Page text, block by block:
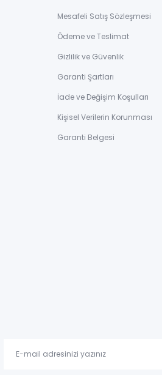
Mesafeli Satış Sözleşmesi
Ödeme ve Teslimat
Gizlilik ve Güvenlik
Garanti Şartları
İade ve Değişim Koşulları
Kişisel Verilerin Korunması
Garanti Belgesi